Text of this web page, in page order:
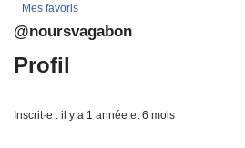
Mes favoris
@noursvagabon
Profil
Inscrit·e : il y a 1 année et 6 mois